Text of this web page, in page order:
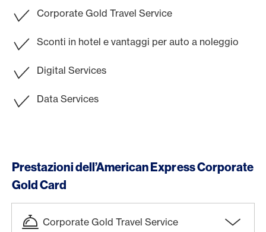
Corporate Gold Travel Service
Sconti in hotel e vantaggi per auto a noleggio
Digital Services
Data Services
Prestazioni dell’American Express Corporate
Gold Card
Corporate Gold Travel Service